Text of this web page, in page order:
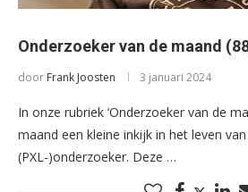
Onderzoeker van de maand
door Frank Joosten 3 januari 2024
In onze rubriek ‘Onderzoeker van de
maand een kleine inkijk in het leven
(PXL-)onderzoeker. Deze …